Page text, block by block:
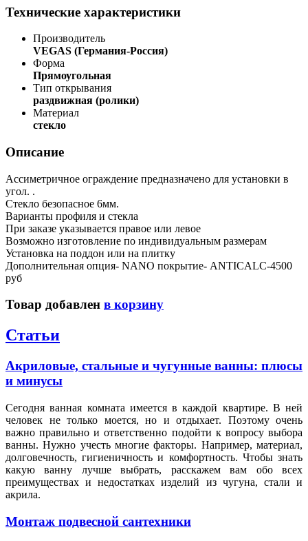
Технические характеристики
Производитель
VEGAS (Германия-Россия)
Форма
Прямоугольная
Тип открывания
раздвижная (ролики)
Материал
стекло
Описание
Ассиметричное ограждение предназначено для установки в
угол. .
Стекло безопасное 6мм.
Варианты профиля и стекла
При заказе указывается правое или левое
Возможно изготовление по индивидуальным размерам
Установка на поддон или на плитку
Дополнительная опция- NANO покрытие- ANTICALC-4500
руб
Товар добавлен в корзину
Статьи
Акриловые, стальные и чугунные ванны: плюсы
и минусы
Сегодня ванная комната имеется в каждой квартире. В ней
человек не только моется, но и отдыхает. Поэтому очень
важно правильно и ответственно подойти к вопросу выбора
ванны. Нужно учесть многие факторы. Например, материал,
долговечность, гигиеничность и комфортность. Чтобы знать
какую ванну лучше выбрать, расскажем вам обо всех
преимуществах и недостатках изделий из чугуна, стали и
акрила.
Монтаж подвесной сантехники